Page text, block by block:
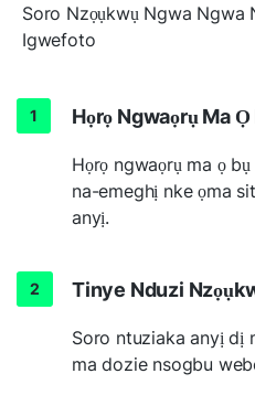
Soro Nzọụkwụ Ngwa Ngwa
Igwefoto
Họrọ Ngwaọrụ Ma
Họrọ ngwaọrụ ma ọ
na-emeghị nke ọma
anyị.
Tinye Nduzi
Soro ntuziaka anyị dị
ma dozie nsogbu